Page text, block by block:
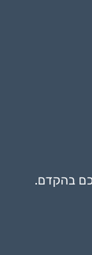
בהקדם.